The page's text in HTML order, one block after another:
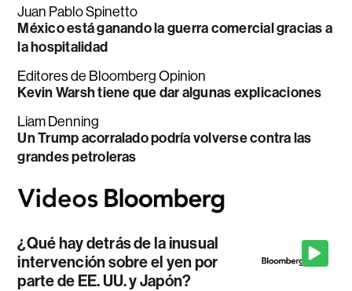
Juan Pablo Spinetto
México está ganando la guerra comercial gracias a
la hospitalidad
Editores de Bloomberg Opinion
Kevin Warsh tiene que dar algunas explicaciones
Liam Denning
Un Trump acorralado podría volverse contra las
grandes petroleras
¿Qué hay detrás de la inusual
intervención sobre el yen por
parte de EE. UU. y Japón?